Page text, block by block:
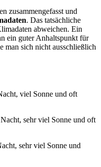
zusammengefasst und
. Das tatsächliche
abweichen. Ein
ein guter Anhaltspunkt für
man sich nicht ausschließlich
viel Sonne und oft
sehr viel Sonne und oft
sehr viel Sonne und